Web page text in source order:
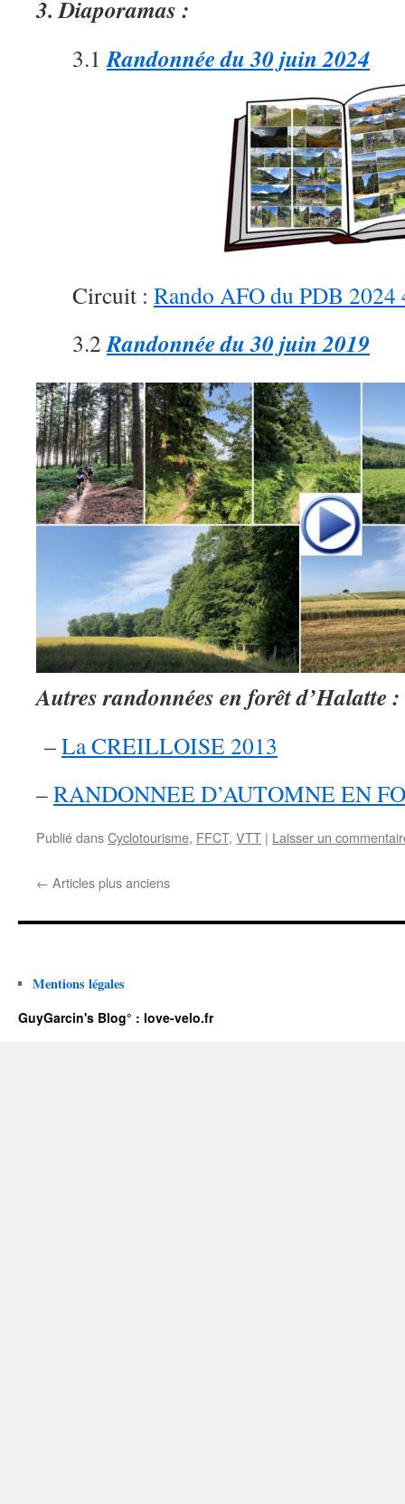
3. Diaporamas :
3.1 Randonnée du 30 juin 2024
Circuit : Rando AFO du PDB
3.2 Randonnée du 30 juin 2019
Autres randonnées en forêt d’Halatte :
–La CREILLOISE 2013
–RANDONNEE D’AUTOMNE EN
Publié dansCyclotourisme, FFCT, VTT | Laisser un
← Articles plus anciens
Mentions légales
GuyGarcin's Blog° : love-velo.fr